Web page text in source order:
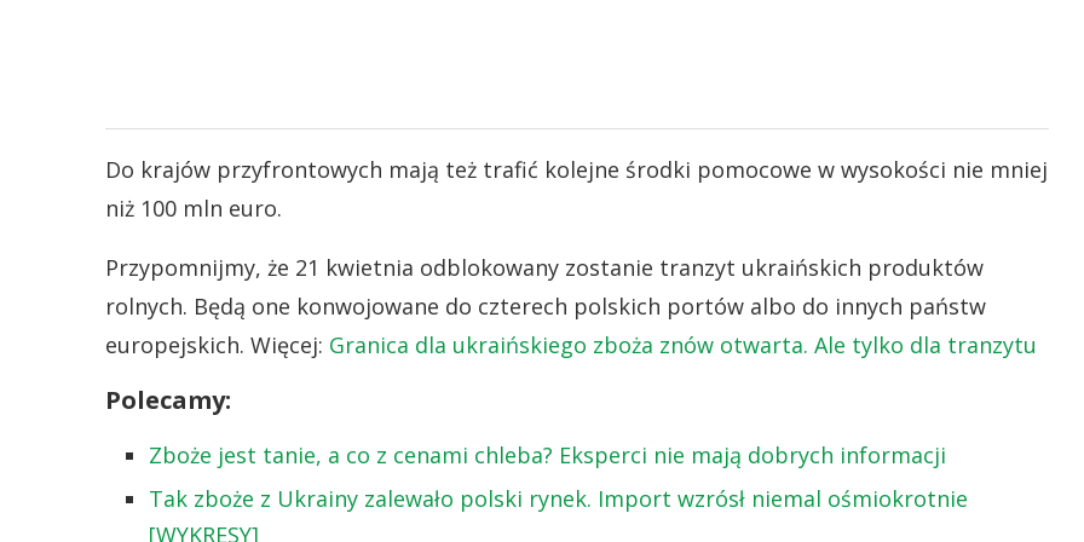
Do krajów przyfrontowych mają też trafić kolejne środki pomocowe w wysokości nie mniej
niż 100 mln euro.
Przypomnijmy, że 21 kwietnia odblokowany zostanie tranzyt ukraińskich produktów
rolnych. Będą one konwojowane do czterech polskich portów albo do innych państw
europejskich. Więcej: Granica dla ukraińskiego zboża znów otwarta. Ale tylko dla tranzytu
Polecamy:
Zboże jest tanie, a co z cenami chleba? Eksperci nie mają dobrych informacji
Tak zboże z Ukrainy zalewało polski rynek. Import wzrósł niemal ośmiokrotnie
[WYKRESY]